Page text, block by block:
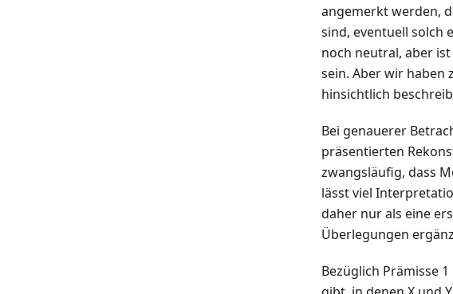
angemerkt werden,
sind, eventuell solch
noch neutral, aber
sein. Aber wir haben
hinsichtlich
Bei genauerer
präsentierten
zwangsläufig, dass
lässt viel
daher nur als eine
Überlegungen
Bezüglich Prämisse